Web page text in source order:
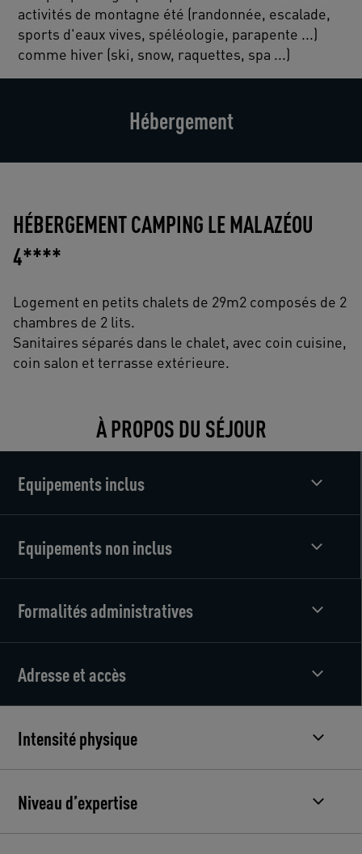
activités de montagne été (randonnée, escalade,
sports d'eaux vives, spéléologie, parapente ...)
comme hiver (ski, snow, raquettes, spa ...)
Hébergement
HÉBERGEMENT CAMPING LE MALAZÉOU
4****
Logement en petits chalets de 29m2 composés de 2
chambres de 2 lits.
Sanitaires séparés dans le chalet, avec coin cuisine,
coin salon et terrasse extérieure.
À PROPOS DU SÉJOUR
Equipements inclus
Equipements non inclus
Formalités administratives
Adresse et accès
Intensité physique
Niveau d’expertise